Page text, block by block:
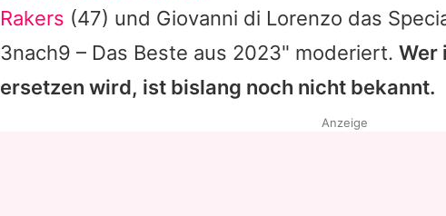
Rakers (47) und Giovanni di Lorenzo das
3nach9 – Das Beste aus 2023" moderiert. Wer
ersetzen wird, ist bislang noch nicht bekannt.
Anzeige